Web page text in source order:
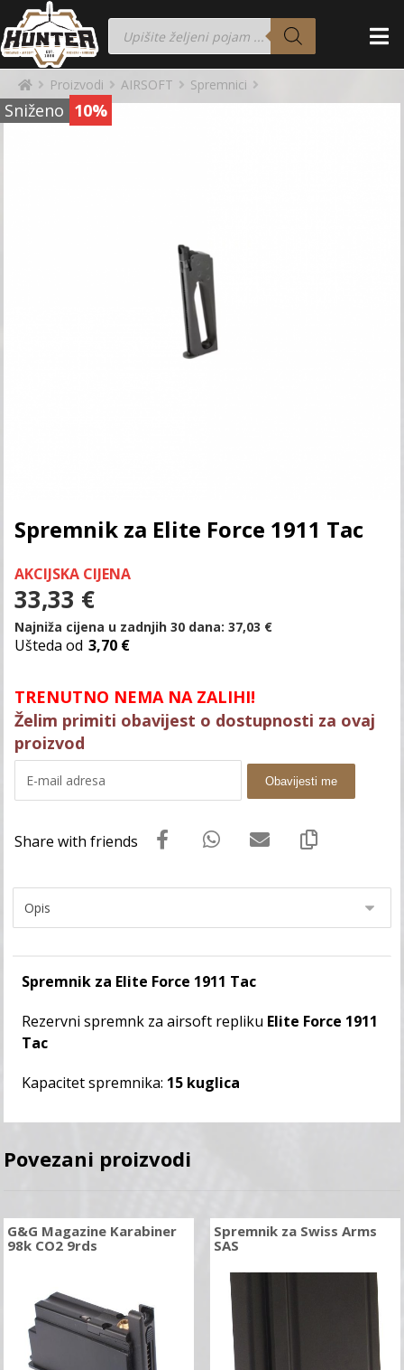
Proizvodi AIRSOFT Spremnici
Sniženo 10%
Spremnik za Elite Force 1911 Tac
AKCIJSKA CIJENA
33,33 €
Najniža cijena u zadnjih 30 dana:37,03 €
Ušteda od 3,70 €
TRENUTNO NEMA NA ZALIHI!
Želim primiti obavijest o dostupnosti za ovaj
proizvod
Obavijesti me
Spremnik za Elite Force 1911 Tac
Rezervni spremnk za airsoft repliku Elite Force 1911
Tac
Kapacitet spremnika: 15 kuglica
Povezani proizvodi
G&G Magazine Karabiner
98k CO2 9rds
Spremnik za Swiss Arms
SAS